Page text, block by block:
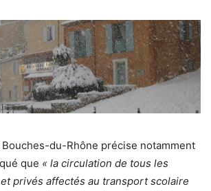
du-Rhône précise notamment
que « la circulation de tous les
privés affectés au transport scolaire